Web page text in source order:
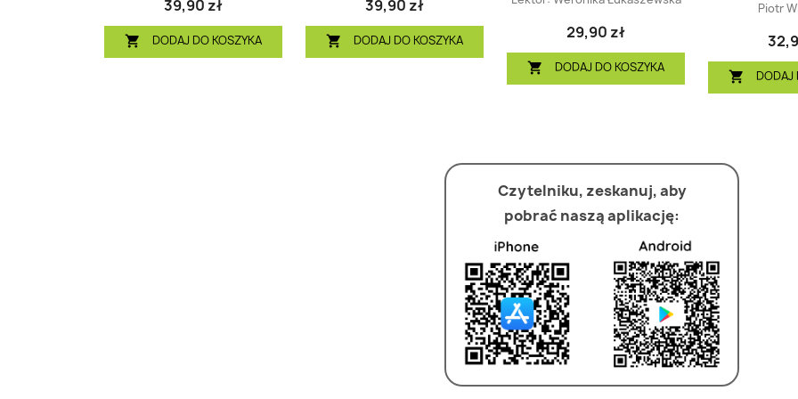
39,90 zł
 DODAJ DO KOSZYKA
39,90 zł
 DODAJ DO KOSZYKA 29,90 zł
 DODAJ DO KOSZYKA
Piotr
 DODAJ
Czytelniku, zeskanuj, aby
pobrać naszą aplikację: